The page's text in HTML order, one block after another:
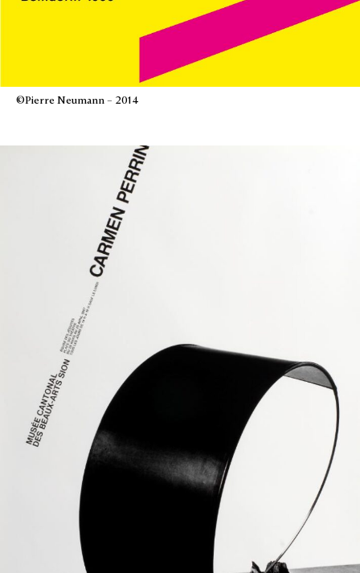
©Pierre Neumann – 2014